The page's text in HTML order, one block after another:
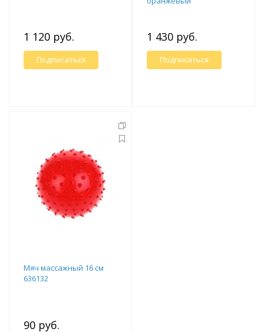
1 120 руб.
Подписаться
1 430 руб.
Подписаться
Мяч массажный 16 см
636132
90 руб.